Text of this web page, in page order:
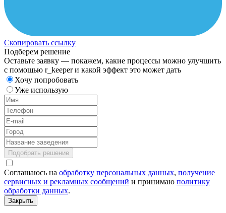
Скопировать ссылку
Подберем решение
Оставьте заявку — покажем, какие процессы можно улучшить
с помощью r_keeper и какой эффект это может дать
Хочу попробовать
Уже использую
Подобрать решение
Соглашаюсь на обработку персональных данных, получение
сервисных и рекламных сообщений и принимаю политику
обработки данных.
Закрыть